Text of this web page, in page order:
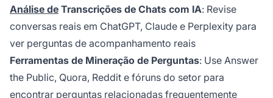
Análise de Transcrições de Chats com IA: Revise
conversas reais em ChatGPT, Claude e Perplexity para
ver perguntas de acompanhamento reais
Ferramentas de Mineração de Perguntas: Use Answer
the Public, Quora, Reddit e fóruns do setor para
encontrar perguntas relacionadas frequentemente